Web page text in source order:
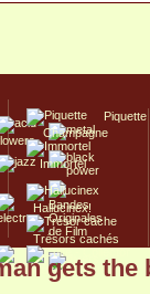
Piquette
Champagne
Immortel
Hallucinex!
Trésors cachés
Culte/Collector
gets the